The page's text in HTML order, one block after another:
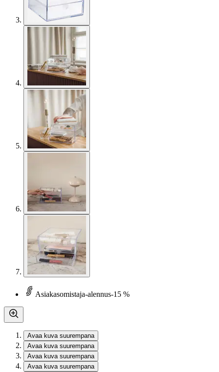
Asiakasomistaja-alennus-15 %
Avaa kuva suurempana
Avaa kuva suurempana
Avaa kuva suurempana
Avaa kuva suurempana